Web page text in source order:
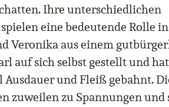
Ihre unterschiedlichen
eine bedeutende Rolle
Veronika aus einem
auf sich selbst gestellt und
und Fleiß gebahnt.
zuweilen zu Spannungen und